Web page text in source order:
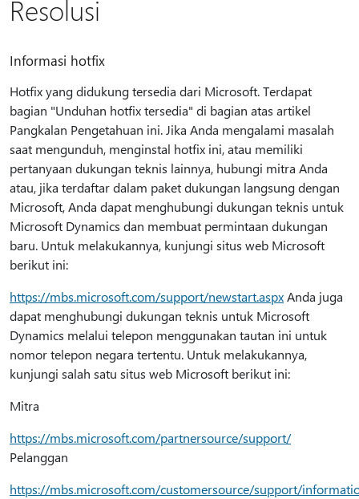
Resolusi
Informasi hotfix
Hotfix yang didukung tersedia dari Microsoft. Terdapat
bagian "Unduhan hotfix tersedia" di bagian atas artikel
Pangkalan Pengetahuan ini. Jika Anda mengalami masalah
saat mengunduh, menginstal hotfix ini, atau memiliki
pertanyaan dukungan teknis lainnya, hubungi mitra Anda
atau, jika terdaftar dalam paket dukungan langsung dengan
Microsoft, Anda dapat menghubungi dukungan teknis untuk
Microsoft Dynamics dan membuat permintaan dukungan
baru. Untuk melakukannya, kunjungi situs web Microsoft
berikut ini:
https://mbs.microsoft.com/support/newstart.aspxAnda juga
dapat menghubungi dukungan teknis untuk Microsoft
Dynamics melalui telepon menggunakan tautan ini untuk
nomor telepon negara tertentu. Untuk melakukannya,
kunjungi salah satu situs web Microsoft berikut ini:
Mitra
https://mbs.microsoft.com/partnersource/support/
Pelanggan
https://mbs.microsoft.com/customersource/support/